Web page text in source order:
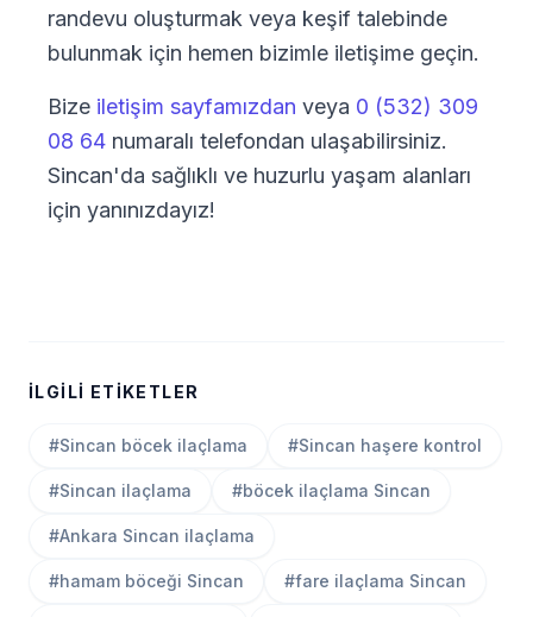
randevu oluşturmak veya keşif talebinde
bulunmak için hemen bizimle iletişime geçin.
Bize iletişim sayfamızdan veya 0 (532) 309
08 64 numaralı telefondan ulaşabilirsiniz.
Sincan'da sağlıklı ve huzurlu yaşam alanları
için yanınızdayız!
İLGILI ETIKETLER
#Sincan böcek ilaçlama #Sincan haşere kontrol
#Sincan ilaçlama #böcek ilaçlama Sincan
#Ankara Sincan ilaçlama
#hamam böceği Sincan #fare ilaçlama Sincan